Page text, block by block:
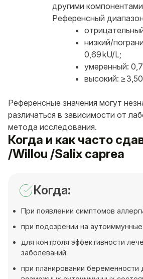
другими
Референсный
низкий/
0,69 kU/L;
умеренный:
высокий: ≥
Референсные значения могут
различаться в зависимости от
метода исследования.
Когда и как часто
/Willou /Salix caprea
Когда:
При появлении симптомов
при подозрении на
для контроля эффективности
заболеваний
при планировании беременности